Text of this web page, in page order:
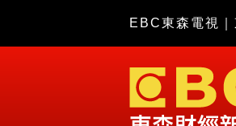
EBC東森電視